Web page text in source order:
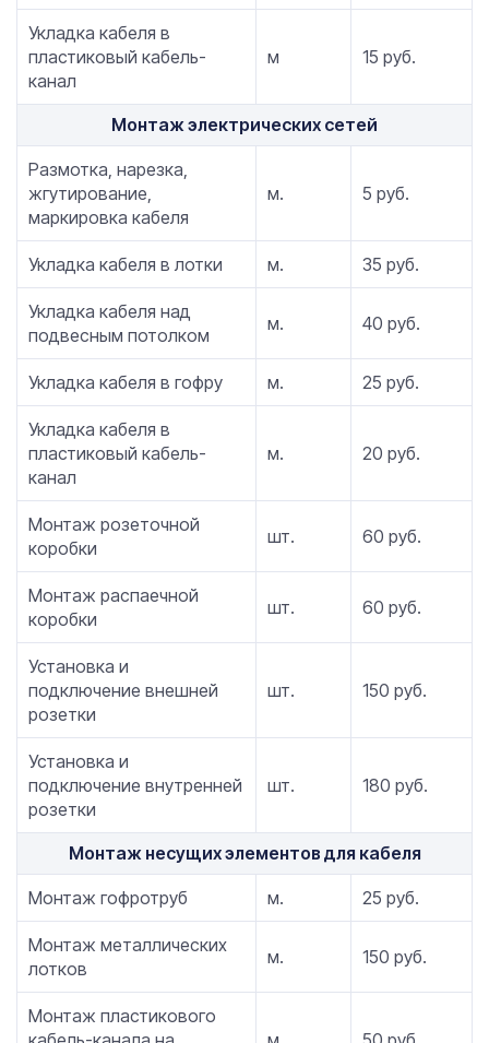
Укладка кабеля в
пластиковый кабель-
канал
м 15 руб.
Монтаж электрических сетей
Размотка, нарезка,
жгутирование,
маркировка кабеля
м. 5 руб.
Укладка кабеля в лотки м. 35 руб.
Укладка кабеля над
подвесным потолком
м. 40 руб.
Укладка кабеля в гофру м. 25 руб.
Укладка кабеля в
пластиковый кабель-
канал
м. 20 руб.
Монтаж розеточной
коробки
шт. 60 руб.
Монтаж распаечной
коробки
шт. 60 руб.
Установка и
подключение внешней
розетки
шт. 150 руб.
Установка и
подключение внутренней
розетки
шт. 180 руб.
Монтаж несущих элементов для кабеля
Монтаж гофротруб м. 25 руб.
Монтаж металлических
лотков
м. 150 руб.
Монтаж пластикового